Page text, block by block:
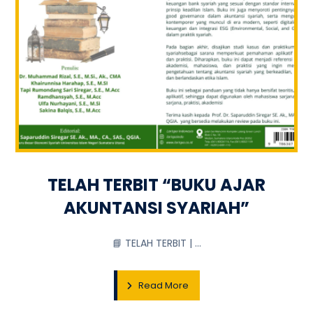
TELAH TERBIT “BUKU AJAR
AKUNTANSI SYARIAH”
📘 TELAH TERBIT | ...
Read More